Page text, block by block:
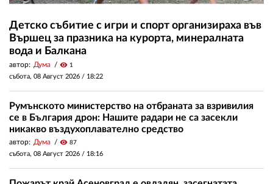
Детско събитие с игри и спорт организираха във
Вършец за празника на курорта, минералната
вода и Балкана
автор: Дума visibility 1
събота, 08 Август 2026 / 18:22
Румънското министерство на отбраната за взривилия
се в България дрон: Нашите радари не са засекли
никакво въздухоплавателно средство
автор: Дума visibility 87
събота, 08 Август 2026 / 18:16